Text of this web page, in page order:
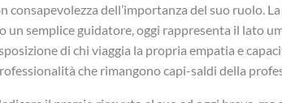
consapevolezza dell’importanza del suo ruolo.
un semplice guidatore, oggi rappresenta il lato
di chi viaggia la propria empatia e
che rimangono capi-saldi della